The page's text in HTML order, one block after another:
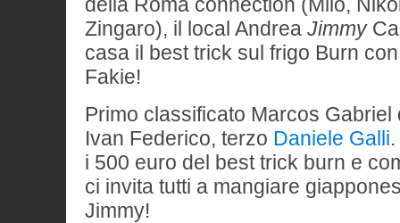
Zingaro), il local Andrea Jimmy
casa il best trick sul frigo Burn
Fakie!
Primo classificato Marcos
Ivan Federico, terzo Daniele Galli
i 500 euro del best trick burn e
ci invita tutti a mangiare
Jimmy!